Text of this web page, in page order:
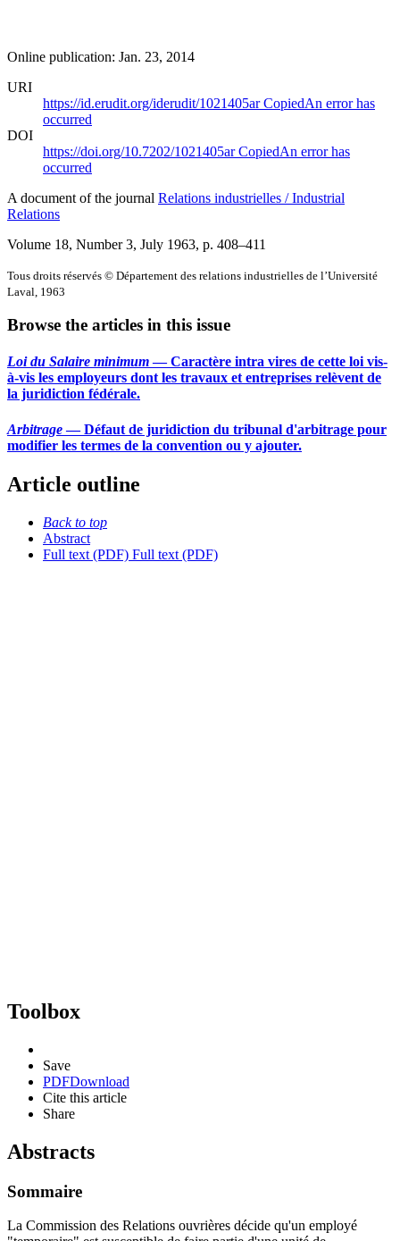
Online publication: Jan. 23, 2014
URI
https://id.erudit.org/iderudit/1021405arCopiedAn error has
occurred
DOI
https://doi.org/10.7202/1021405arCopiedAn error has
occurred
A document of the journal Relations industrielles / Industrial
Relations
Volume 18, Number 3, July 1963, p. 408–411
Tous droits réservés © Département des relations industrielles de l’Université
Laval, 1963
Browse the articles in this issue
Loi du Salaire minimum— Caractère intra vires de cette loi vis-
à-vis les employeurs dont les travaux et entreprises relèvent de
la juridiction fédérale.
Arbitrage— Défaut de juridiction du tribunal d'arbitrage pour
modifier les termes de la convention ou y ajouter.
Article outline
Back to top
Abstract
Full text (PDF) Full text (PDF)
Toolbox
Save
PDFDownload
Cite this article
Share
Abstracts
Sommaire
La Commission des Relations ouvrières décide qu'un employé